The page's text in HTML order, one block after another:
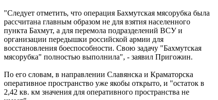
"Следует отметить, что операция Бахмутская мясорубка была
рассчитана главным образом не для взятия населенного
пункта Бахмут, а для перемола подразделений ВСУ и
организации передышки российской армии для
восстановления боеспособности. Свою задачу "Бахмутская
мясорубка" полностью выполнила", - заявил Пригожин.
По его словам, в направлении Славянска и Краматорска
оперативное пространство уже якобы открыто, и "остаток в
2,42 кв. км значения для оперативного пространства не